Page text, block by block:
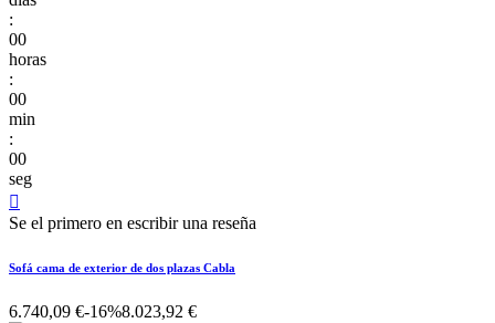
:
00
horas
:
00
min
:
00
seg

Se el primero en escribir una reseña
Sofá cama de exterior de dos plazas Cabla
6.740,09 €-16%8.023,92 €